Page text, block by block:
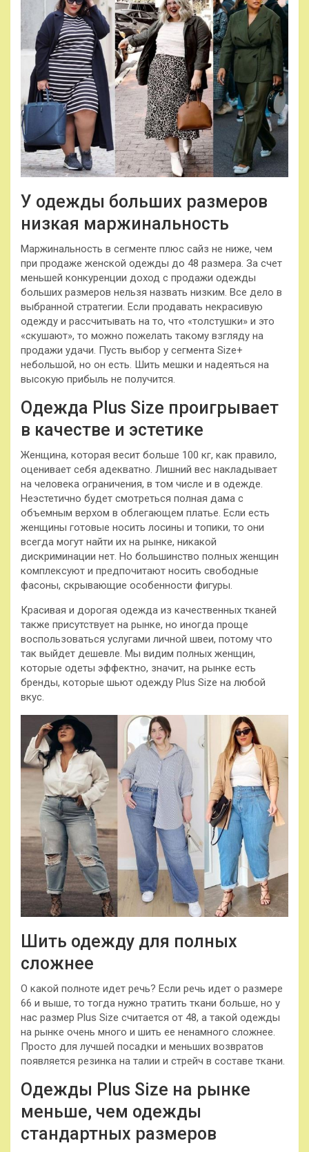
У одежды больших размеров
низкая маржинальность
Маржинальность в сегменте плюс сайз не ниже, чем
при продаже женской одежды до 48 размера. За счет
меньшей конкуренции доход с продажи одежды
больших размеров нельзя назвать низким. Все дело в
выбранной стратегии. Если продавать некрасивую
одежду и рассчитывать на то, что «толстушки» и это
«скушают», то можно пожелать такому взгляду на
продажи удачи. Пусть выбор у сегмента Size+
небольшой, но он есть. Шить мешки и надеяться на
высокую прибыль не получится.
Одежда Plus Size проигрывает
в качестве и эстетике
Женщина, которая весит больше 100 кг, как правило,
оценивает себя адекватно. Лишний вес накладывает
на человека ограничения, в том числе и в одежде.
Неэстетично будет смотреться полная дама с
объемным верхом в облегающем платье. Если есть
женщины готовые носить лосины и топики, то они
всегда могут найти их на рынке, никакой
дискриминации нет. Но большинство полных женщин
комплексуют и предпочитают носить свободные
фасоны, скрывающие особенности фигуры.
Красивая и дорогая одежда из качественных тканей
также присутствует на рынке, но иногда проще
воспользоваться услугами личной швеи, потому что
так выйдет дешевле. Мы видим полных женщин,
которые одеты эффектно, значит, на рынке есть
бренды, которые шьют одежду Plus Size на любой
вкус.
Шить одежду для полных
сложнее
О какой полноте идет речь? Если речь идет о размере
66 и выше, то тогда нужно тратить ткани больше, но у
нас размер Plus Size считается от 48, а такой одежды
на рынке очень много и шить ее ненамного сложнее.
Просто для лучшей посадки и меньших возвратов
появляется резинка на талии и стрейч в составе ткани.
Одежды Plus Size на рынке
меньше, чем одежды
стандартных размеров